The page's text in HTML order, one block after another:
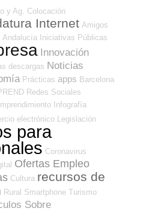
y Ag. Colocación
Internet Amigos
Andalucía
Iniciativas Públicas
Innovación
descargas Noticias
Prácticas apps Barcelona
Redes Sociales
Infografía
electrónico Legislación
para
Coronavirus
Ofertas Empleo
Cultura recursos de
Rural Smartphone Turismo
Sobre